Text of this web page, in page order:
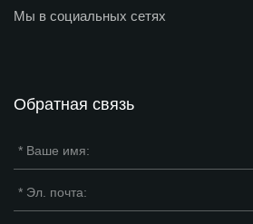
Мы в социальных сетях
Обратная связь